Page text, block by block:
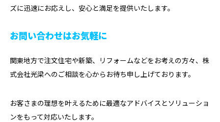
ズに迅速にお応えし、安心と満足を提供いたします。
お問い合わせはお気軽に
関東地方で注文住宅や新築、リフォームなどをお考えの方々、株
式会社光梁へのご相談を心からお待ち申し上げております。
お客さまの理想を叶えるために最適なアドバイスとソリューショ
ンをもって対応いたします。